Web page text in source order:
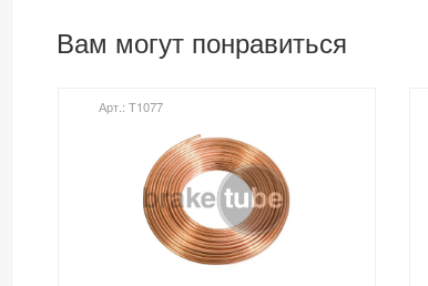
Вам могут понравиться
Арт.: Т1077